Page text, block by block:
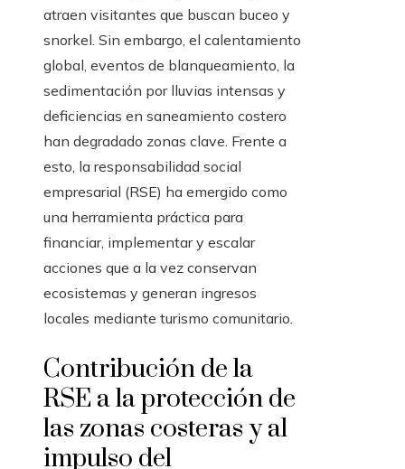
atraen visitantes que buscan buceo y
snorkel. Sin embargo, el calentamiento
global, eventos de blanqueamiento, la
sedimentación por lluvias intensas y
deficiencias en saneamiento costero
han degradado zonas clave. Frente a
esto, la responsabilidad social
empresarial (RSE) ha emergido como
una herramienta práctica para
financiar, implementar y escalar
acciones que a la vez conservan
ecosistemas y generan ingresos
locales mediante turismo comunitario.
Contribución de la
RSE a la protección de
las zonas costeras y al
impulso del